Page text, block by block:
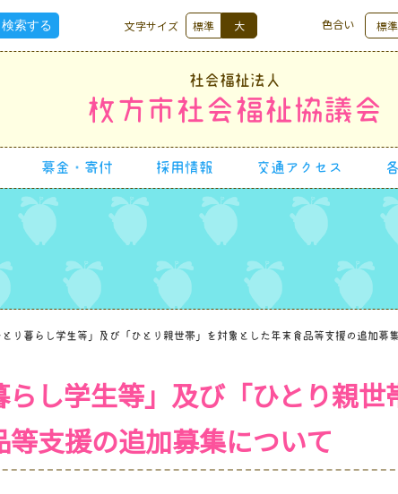
文字サイズ 標準 大 色合い 標準
社会福祉法人
枚方市社会福祉協議会
募金・寄付 採用情報 交通アクセス
とり暮らし学生等」及び「ひとり親世帯」を対象とした年末食品等支援の追加募
らし学生等」及び「ひとり親
等支援の追加募集について